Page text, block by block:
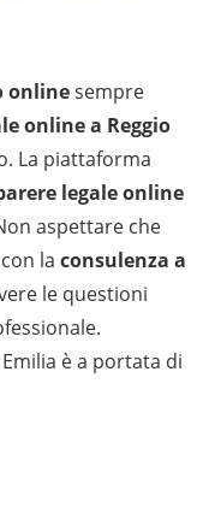
onlinesempre
online a Reggio
La piattaforma
legale online
aspettare che
la consulenza a
le questioni
è a portata di